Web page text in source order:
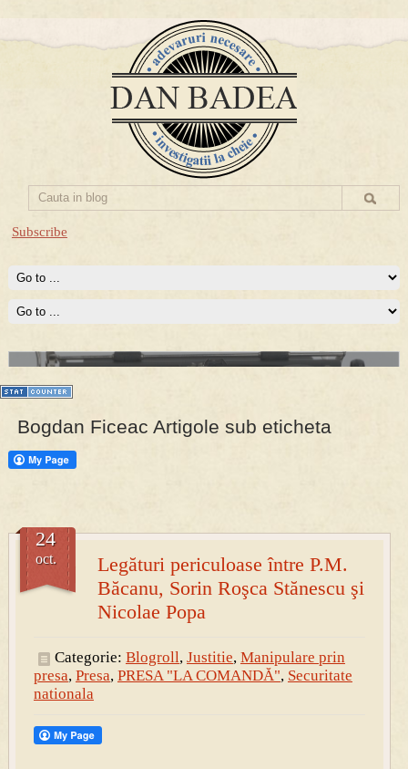
Subscribe
PRESA
Permise pentru vânătoarea de porci în costume, cu gulere albe
Prima mea carte publicata (Nemira)
Averea Presedintelui: prima lucrare despre controversatele
conturi secrete ale Securitatii.
Bogdan Ficeac Artigole sub eticheta
Legături periculoase între P.M.
Băcanu, Sorin Roşca Stănescu şi
Nicolae Popa
24
oct.
Categorie: Blogroll, Justitie, Manipulare prin
presa, Presa, PRESA "LA COMANDĂ", Securitate
nationala